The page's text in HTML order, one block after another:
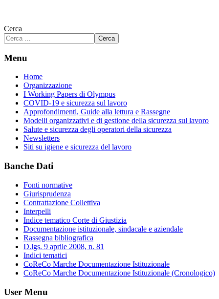
Cerca
Cerca
Menu
Home
Organizzazione
I Working Papers di Olympus
COVID-19 e sicurezza sul lavoro
Approfondimenti, Guide alla lettura e Rassegne
Modelli organizzativi e di gestione della sicurezza sul lavoro
Salute e sicurezza degli operatori della sicurezza
Newsletters
Siti su igiene e sicurezza del lavoro
Banche Dati
Fonti normative
Giurisprudenza
Contrattazione Collettiva
Interpelli
Indice tematico Corte di Giustizia
Documentazione istituzionale, sindacale e aziendale
Rassegna bibliografica
D.lgs. 9 aprile 2008, n. 81
Indici tematici
CoReCo Marche Documentazione Istituzionale
CoReCo Marche Documentazione Istituzionale (Cronologico)
User Menu